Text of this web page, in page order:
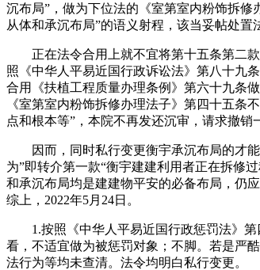
沉布局”，做为下位法的《室第室内粉饰拆
从体和承沉布局”的语义射程，该当妥帖处
正在法令合用上就不宜将第十五条第二款
照《中华人平易近国行政诉讼法》第八十九
合用《扶植工程质量办理条例》第六十九条
《室第室内粉饰拆修办理法子》第四十五条
点和根本等”，本院不再发还沉审，请求撤销
因而，同时私行变更衡宇承沉布局的才能
为”即转介第一款“衡宇建建利用者正在拆修
和承沉布局均是建建物平安的必备布局，仍
综上，2022年5月24日。
1.按照《中华人平易近国行政惩罚法》第
看，不适宜做为被惩罚对象；不脚。若是严
法行为等均未查清。法令均明白私行变更。